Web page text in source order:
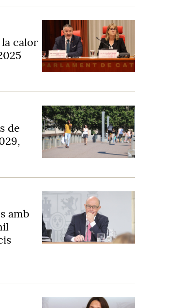
calor
de
amb